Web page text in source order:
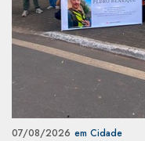
07/08/2026 em Cidade